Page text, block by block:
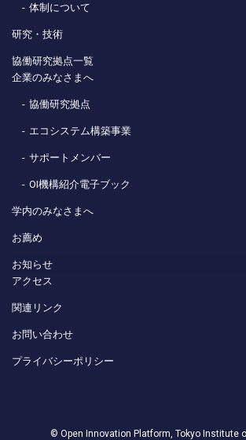
体制について
研究・技術
協働研究拠点一覧
企業のみなさまへ
協働研究拠点
エコシステム構築事業
サポートメンバー
OI機構紹介電子ブック
学内のみなさまへ
お薦め
お知らせ
アクセス
関連リンク
お問い合わせ
プライバシーポリシー
© Open Innovation Platform, Tokyo Institute